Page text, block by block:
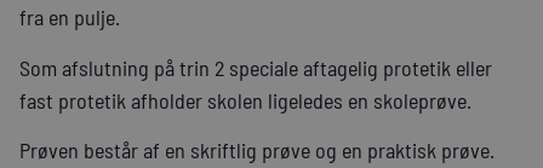
fra en pulje.
Som afslutning på trin 2 speciale aftagelig protetik eller
fast protetik afholder skolen ligeledes en skoleprøve.
Prøven består af en skriftlig prøve og en praktisk prøve.